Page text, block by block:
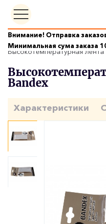
Внимание! Отправка
Минимальная сума заказа
Уход за двигателем
Высокотемпературная лента
Bandex
Характеристики